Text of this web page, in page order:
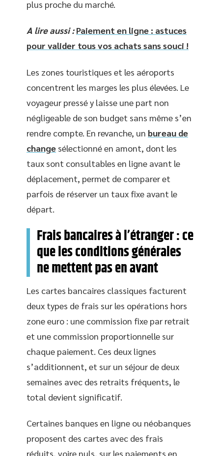
plus proche du marché.
A lire aussi : Paiement en ligne : astuces
pour valider tous vos achats sans souci !
Les zones touristiques et les aéroports
concentrent les marges les plus élevées. Le
voyageur pressé y laisse une part non
négligeable de son budget sans même s’en
rendre compte. En revanche, un bureau de
change sélectionné en amont, dont les
taux sont consultables en ligne avant le
déplacement, permet de comparer et
parfois de réserver un taux fixe avant le
départ.
Frais bancaires à l’étranger : ce
que les conditions générales
ne mettent pas en avant
Les cartes bancaires classiques facturent
deux types de frais sur les opérations hors
zone euro : une commission fixe par retrait
et une commission proportionnelle sur
chaque paiement. Ces deux lignes
s’additionnent, et sur un séjour de deux
semaines avec des retraits fréquents, le
total devient significatif.
Certaines banques en ligne ou néobanques
proposent des cartes avec des frais
réduits, voire nuls, sur les paiements en